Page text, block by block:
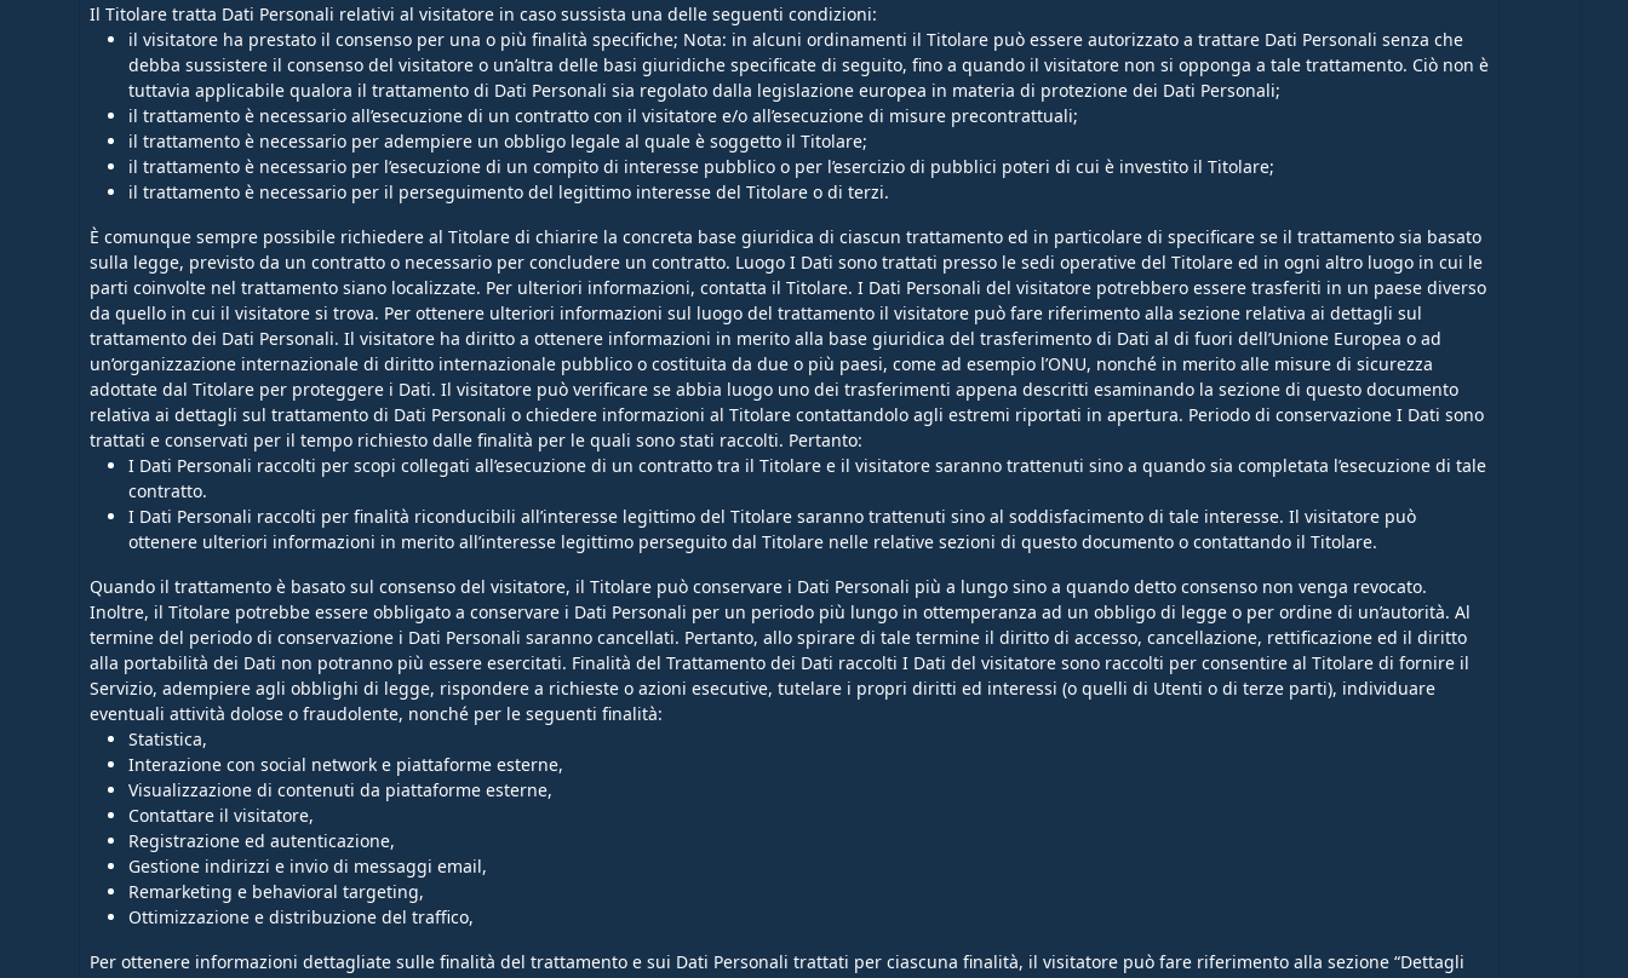
Il Titolare tratta Dati Personali relativi al visitatore in caso sussista una delle seguenti condizioni:
il visitatore ha prestato il consenso per una o più finalità specifiche; Nota: in alcuni ordinamenti il Titolare può essere autorizzato a trattare Dati Personali senza che
debba sussistere il consenso del visitatore o un’altra delle basi giuridiche specificate di seguito, fino a quando il visitatore non si opponga a tale trattamento. Ciò non è
tuttavia applicabile qualora il trattamento di Dati Personali sia regolato dalla legislazione europea in materia di protezione dei Dati Personali;
il trattamento è necessario all’esecuzione di un contratto con il visitatore e/o all’esecuzione di misure precontrattuali;
il trattamento è necessario per adempiere un obbligo legale al quale è soggetto il Titolare;
il trattamento è necessario per l’esecuzione di un compito di interesse pubblico o per l’esercizio di pubblici poteri di cui è investito il Titolare;
il trattamento è necessario per il perseguimento del legittimo interesse del Titolare o di terzi.
È comunque sempre possibile richiedere al Titolare di chiarire la concreta base giuridica di ciascun trattamento ed in particolare di specificare se il trattamento sia basato
sulla legge, previsto da un contratto o necessario per concludere un contratto. Luogo I Dati sono trattati presso le sedi operative del Titolare ed in ogni altro luogo in cui le
parti coinvolte nel trattamento siano localizzate. Per ulteriori informazioni, contatta il Titolare. I Dati Personali del visitatore potrebbero essere trasferiti in un paese diverso
da quello in cui il visitatore si trova. Per ottenere ulteriori informazioni sul luogo del trattamento il visitatore può fare riferimento alla sezione relativa ai dettagli sul
trattamento dei Dati Personali. Il visitatore ha diritto a ottenere informazioni in merito alla base giuridica del trasferimento di Dati al di fuori dell’Unione Europea o ad
un’organizzazione internazionale di diritto internazionale pubblico o costituita da due o più paesi, come ad esempio l’ONU, nonché in merito alle misure di sicurezza
adottate dal Titolare per proteggere i Dati. Il visitatore può verificare se abbia luogo uno dei trasferimenti appena descritti esaminando la sezione di questo documento
relativa ai dettagli sul trattamento di Dati Personali o chiedere informazioni al Titolare contattandolo agli estremi riportati in apertura. Periodo di conservazione I Dati sono
trattati e conservati per il tempo richiesto dalle finalità per le quali sono stati raccolti. Pertanto:
I Dati Personali raccolti per scopi collegati all’esecuzione di un contratto tra il Titolare e il visitatore saranno trattenuti sino a quando sia completata l’esecuzione di tale
contratto.
I Dati Personali raccolti per finalità riconducibili all’interesse legittimo del Titolare saranno trattenuti sino al soddisfacimento di tale interesse. Il visitatore può
ottenere ulteriori informazioni in merito all’interesse legittimo perseguito dal Titolare nelle relative sezioni di questo documento o contattando il Titolare.
Quando il trattamento è basato sul consenso del visitatore, il Titolare può conservare i Dati Personali più a lungo sino a quando detto consenso non venga revocato.
Inoltre, il Titolare potrebbe essere obbligato a conservare i Dati Personali per un periodo più lungo in ottemperanza ad un obbligo di legge o per ordine di un’autorità. Al
termine del periodo di conservazione i Dati Personali saranno cancellati. Pertanto, allo spirare di tale termine il diritto di accesso, cancellazione, rettificazione ed il diritto
alla portabilità dei Dati non potranno più essere esercitati. Finalità del Trattamento dei Dati raccolti I Dati del visitatore sono raccolti per consentire al Titolare di fornire il
Servizio, adempiere agli obblighi di legge, rispondere a richieste o azioni esecutive, tutelare i propri diritti ed interessi (o quelli di Utenti o di terze parti), individuare
eventuali attività dolose o fraudolente, nonché per le seguenti finalità:
Statistica,
Interazione con social network e piattaforme esterne,
Visualizzazione di contenuti da piattaforme esterne,
Contattare il visitatore,
Registrazione ed autenticazione,
Gestione indirizzi e invio di messaggi email,
Remarketing e behavioral targeting,
Ottimizzazione e distribuzione del traffico,
Per ottenere informazioni dettagliate sulle finalità del trattamento e sui Dati Personali trattati per ciascuna finalità, il visitatore può fare riferimento alla sezione “Dettagli